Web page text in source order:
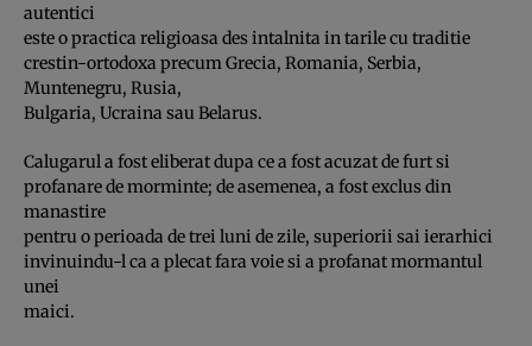
autentici
este o practica religioasa des intalnita in tarile cu traditie
crestin-ortodoxa precum Grecia, Romania, Serbia,
Muntenegru, Rusia,
Bulgaria, Ucraina sau Belarus.
Calugarul a fost eliberat dupa ce a fost acuzat de furt si
profanare de morminte; de asemenea, a fost exclus din
manastire
pentru o perioada de trei luni de zile, superiorii sai ierarhici
invinuindu-l ca a plecat fara voie si a profanat mormantul
unei
maici.